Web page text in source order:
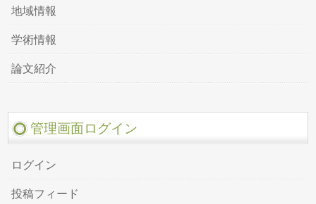
地域情報
学術情報
論文紹介
管理画面ログイン
ログイン
投稿フィード